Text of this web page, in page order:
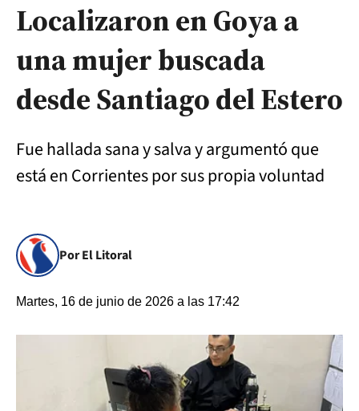
Localizaron en Goya a
una mujer buscada
desde Santiago del Estero
Fue hallada sana y salva y argumentó que
está en Corrientes por sus propia voluntad
Por El Litoral
Martes, 16 de junio de 2026 a las 17:42